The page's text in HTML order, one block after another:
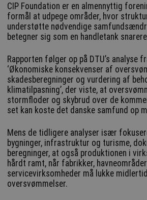
CIP Foundation er en almennyttig
formål at udpege områder, hvor
understøtte nødvendige
betegner sig som en handletank
Rapporten følger op på DTU’s analyse
‘Økonomiske konsekvenser af
skadesberegninger og vurdering af
klimatilpasning’, der viste, at
stormfloder og skybrud over de
set kan koste det danske samfund op
Mens de tidligere analyser især
bygninger, infrastruktur og turisme,
beregninger, at også produktionen i
hårdt ramt, når fabrikker,
servicevirksomheder må lukke
oversvømmelser.